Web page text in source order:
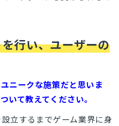
行い、ユーザーの
ニークな施策だと思いま
いて教えてください。
立するまでゲーム業界に身